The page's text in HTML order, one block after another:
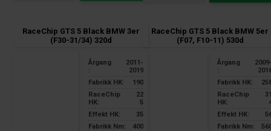
RaceChip GTS 5 Black BMW 3er
(F30-31/34) 320d
Årgang
:
2011-
2019
Fabrikk HK:
190
RaceChip
HK:
22
5
Effekt HK:
35
Fabrikk Nm:
400
RaceChip GTS 5 Black BMW 5er
(F07, F10-11) 530d
Årgang
:
Fabrikk HK:
RaceChip
HK:
Effekt HK:
Fabrikk Nm: